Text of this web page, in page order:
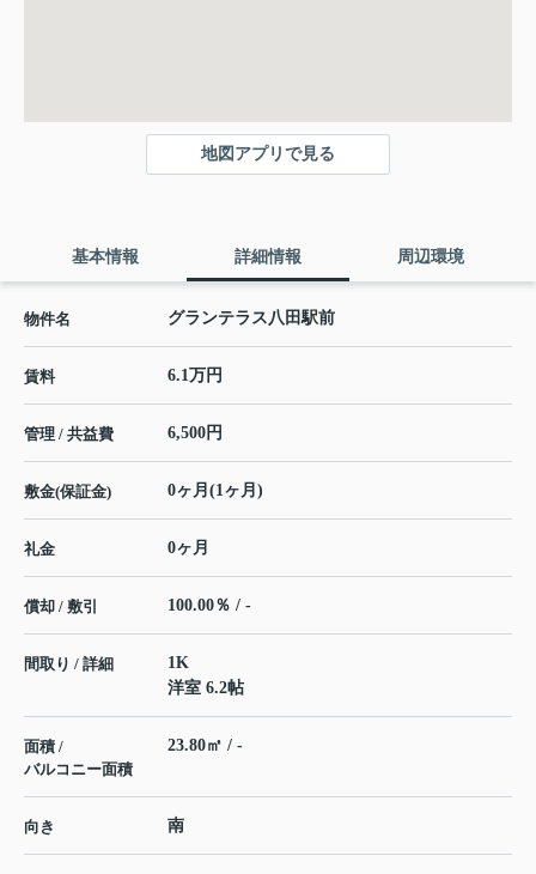
地図アプリで見る
基本情報 詳細情報 周辺環境
物件名 グランテラス八田駅前
賃料 6.1万円
管理 / 共益費 6,500円
敷金(保証金) 0ヶ月(1ヶ月)
礼金 0ヶ月
償却 / 敷引 100.00％ / -
間取り / 詳細
1K
洋室 6.2帖
面積 /
バルコニー面積
23.80㎡ / -
向き 南